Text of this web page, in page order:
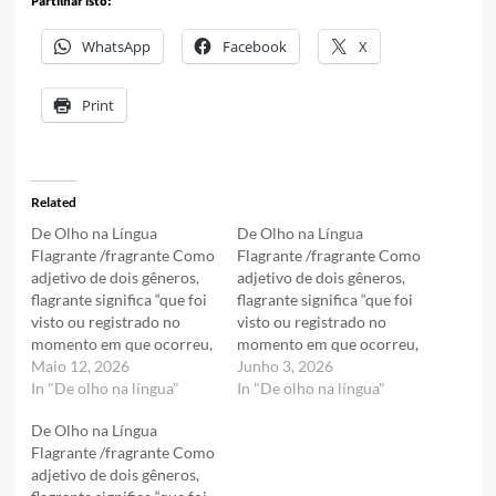
WhatsApp Facebook X
Print
Related
De Olho na Língua
Flagrante /fragrante Como
adjetivo de dois gêneros,
flagrante significa “que foi
visto ou registrado no
momento em que ocorreu,
em que foi feito. Ex.:
flagrante delito: “Disse que
surpreendido vendendo a
água em praça pública, em
flagrante ultraje ao pudor”
Maio 12, 2026
In "De olho na língua"
De Olho na Língua
Flagrante /fragrante Como
adjetivo de dois gêneros,
flagrante significa “que foi
visto ou registrado no
momento em que ocorreu,
em que foi feito. Ex.:
flagrante delito: “Disse que
Junho 3, 2026
In "De olho na língua"
De Olho na Língua
Flagrante /fragrante Como
adjetivo de dois gêneros,